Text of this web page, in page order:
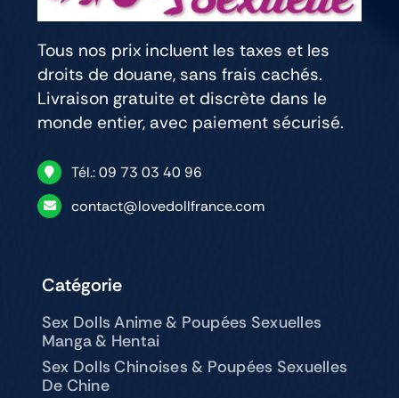
Tous nos prix incluent les taxes et les
droits de douane, sans frais cachés.
Livraison gratuite et discrète dans le
monde entier, avec paiement sécurisé.
Tél.: 09 73 03 40 96
contact@lovedollfrance.com
Catégorie
Sex Dolls Anime & Poupées Sexuelles
Manga & Hentai
Sex Dolls Chinoises & Poupées Sexuelles
De Chine